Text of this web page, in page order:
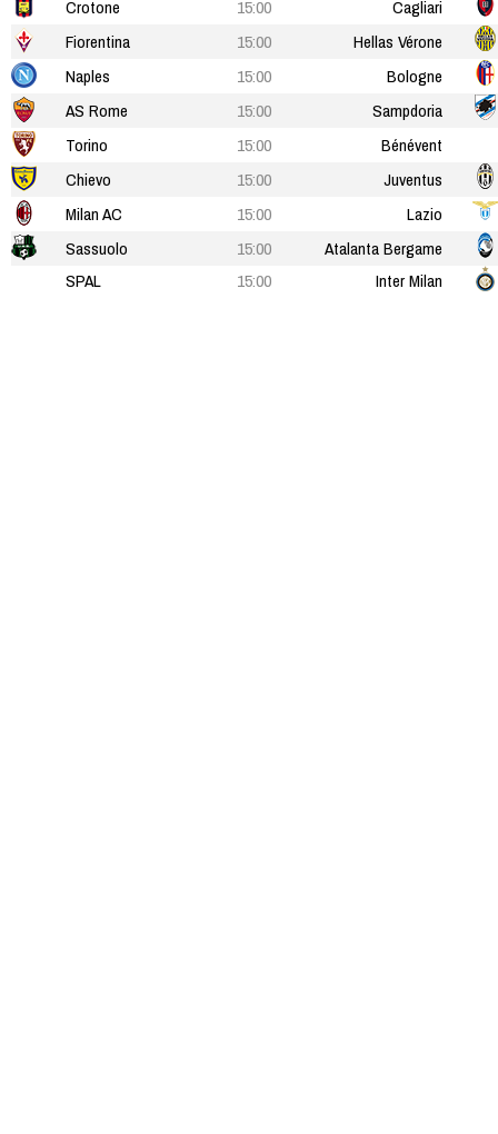
Crotone
15:00
Cagliari
Fiorentina
15:00
Hellas Vérone
Naples
15:00
Bologne
AS Rome
15:00
Sampdoria
Torino
15:00
Bénévent
Chievo
15:00
Juventus
Milan AC
15:00
Lazio
Sassuolo
15:00
Atalanta Bergame
SPAL
15:00 Inter Milan